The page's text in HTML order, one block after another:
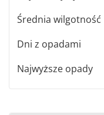
Średnia wilgotność
Dni z opadami
Najwyższe opady